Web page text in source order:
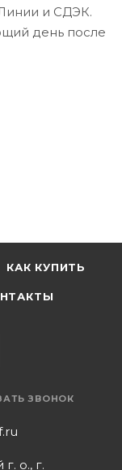
и СДЭК.
день после
КАК КУПИТЬ
ЗВОНОК
о., г.